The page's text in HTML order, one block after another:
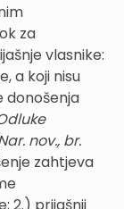
za
vlasnike:
a koji nisu
donošenja
nov., br.
zahtjeva
2.) prijašnji